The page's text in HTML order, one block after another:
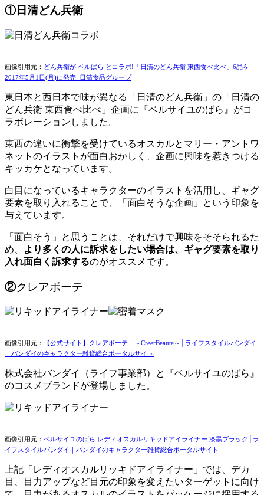
①日清どん兵衛
画像引用元： どん兵衛が ベルばら とコラボ!「日清のどん兵衛 東西食べ比べ」6品を
2017年5月1日(月)に発売_日清食品グループ
東日本と西日本で味が異なる「日清のどん兵衛」の「日清の
どん兵衛 東西食べ比べ」企画に『ベルサイユのばら』がコ
ラボレーションしました。
東西の違いに衝撃を受けているオスカルとマリー・アントワ
ネットのイラストが面白おかしく、企画に興味を惹きつける
キッカケとなっています。
白目になっているキャラクターのイラストを活用し、ギャグ
要素を取り入れることで、「面白そうな企画」という印象を
与えています。
「面白そう」と思うことは、それだけで興味をそそられるた
め、
より多くの人に訴求をしたい場合は、ギャグ要素を取り
入れ面白く訴求するのがオススメです。
②クレアボーテ
画像引用元：
【公式サイト】クレアボーテ ～CreerBeaute～│ライフスタイルバンダイ
｜バンダイのキャラクター雑貨総合ポータルサイト
株式会社バンダイ（ライフ事業部）と『ベルサイユのばら』
のコスメブランドが登場しました。
画像引用元： ベルサイユのばら レディオスカルリキッドアイライナー 漆黒ブラック│ラ
イフスタイルバンダイ｜バンダイのキャラクター雑貨総合ポータルサイト
上記「レディオスカルリッキドアイライナー」では、デカ
目、目力アップなど目元の印象を変えたいターゲットに向け